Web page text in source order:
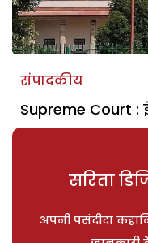
संपादकीय
Supreme Court :
सरिता
अपनी पसंदीदा